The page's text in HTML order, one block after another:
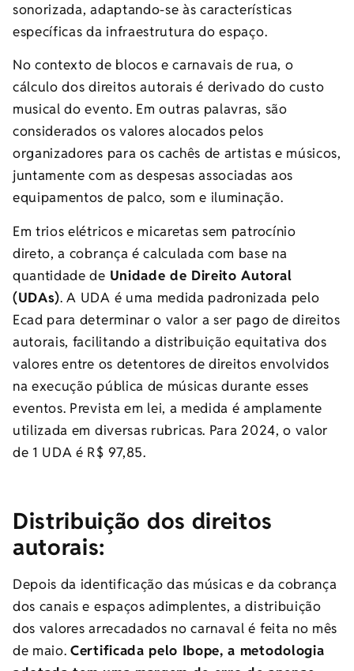
sonorizada, adaptando-se às características
específicas da infraestrutura do espaço.
No contexto de blocos e carnavais de rua, o
cálculo dos direitos autorais é derivado do custo
musical do evento. Em outras palavras, são
considerados os valores alocados pelos
organizadores para os cachês de artistas e músicos,
juntamente com as despesas associadas aos
equipamentos de palco, som e iluminação.
Em trios elétricos e micaretas sem patrocínio
direto, a cobrança é calculada com base na
quantidade de Unidade de Direito Autoral
(UDAs). A UDA é uma medida padronizada pelo
Ecad para determinar o valor a ser pago de direitos
autorais, facilitando a distribuição equitativa dos
valores entre os detentores de direitos envolvidos
na execução pública de músicas durante esses
eventos. Prevista em lei, a medida é amplamente
utilizada em diversas rubricas. Para 2024, o valor
de 1 UDA é R$ 97,85.
Distribuição dos direitos
autorais:
Depois da identificação das músicas e da cobrança
dos canais e espaços adimplentes, a distribuição
dos valores arrecadados no carnaval é feita no mês
de maio.Certificada pelo Ibope, a metodologia